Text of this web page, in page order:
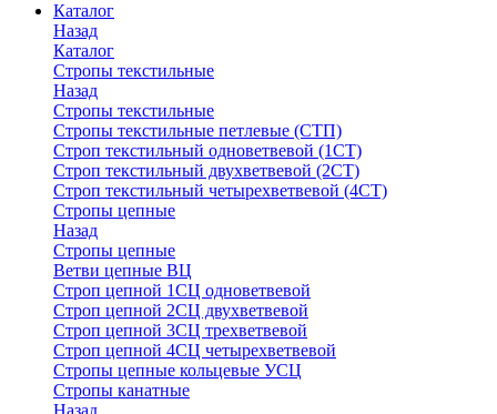
Каталог
Назад
Каталог
Стропы текстильные
Назад
Стропы текстильные
Стропы текстильные петлевые (СТП)
Строп текстильный одноветвевой (1СТ)
Строп текстильный двухветвевой (2СТ)
Строп текстильный четырехветвевой (4СТ)
Стропы цепные
Назад
Стропы цепные
Ветви цепные ВЦ
Строп цепной 1СЦ одноветвевой
Строп цепной 2СЦ двухветвевой
Строп цепной 3СЦ трехветвевой
Строп цепной 4СЦ четырехветвевой
Стропы цепные кольцевые УСЦ
Стропы канатные
Назад